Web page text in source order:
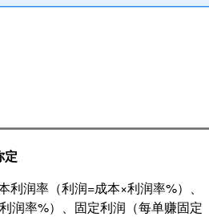
定
润率（利润=成本×利润率%）、
润率%）、固定利润（每单赚固定